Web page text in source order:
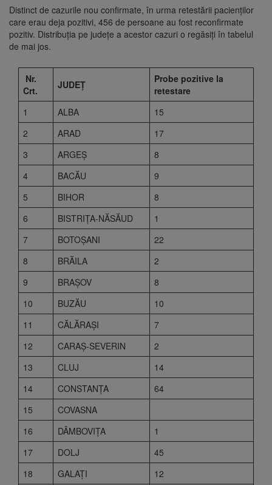
Distinct de cazurile nou confirmate, în urma retestării pacienților
care erau deja pozitivi, 456 de persoane au fost reconfirmate
pozitiv. Distribuția pe județe a acestor cazuri o regăsiți în tabelul
de mai jos.
Nr.
Crt.
JUDEȚ
Probe pozitive la
retestare
1
ALBA
15
2
ARAD
17
3
ARGEŞ
8
4
BACĂU
9
5
BIHOR
8
6
BISTRIŢA-NĂSĂUD
1
7
BOTOŞANI
22
8
BRĂILA
2
9
BRAŞOV
8
10
BUZĂU
10
11
CĂLĂRAŞI
7
12
CARAŞ-SEVERIN
2
13
CLUJ
14
14
CONSTANŢA
64
15
COVASNA
16
DÂMBOVIŢA
1
17
DOLJ
45
18
GALAŢI
12